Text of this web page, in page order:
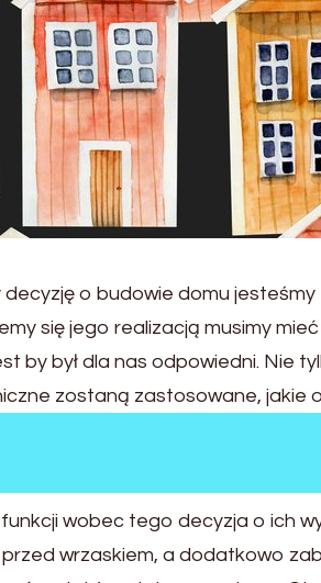
o budowie domu
się jego realizacją musimy
by był dla nas odpowiedni. Nie
zostaną zastosowane, jakie
funkcji wobec tego decyzja o ich
wrzaskiem, a dodatkowo